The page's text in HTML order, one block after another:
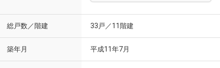
総戸数／階建 33戸／11階建
築年月 平成11年7月